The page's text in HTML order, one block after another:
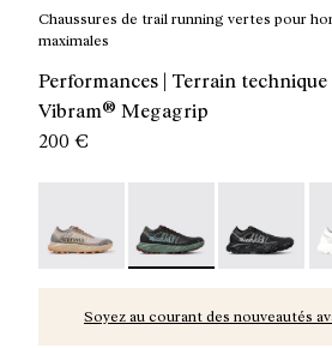
Chaussures de trail running vertes pour
maximales
Performances | Terrain technique
Vibram® Megagrip
200 €
Soyez au courant des nouveautés